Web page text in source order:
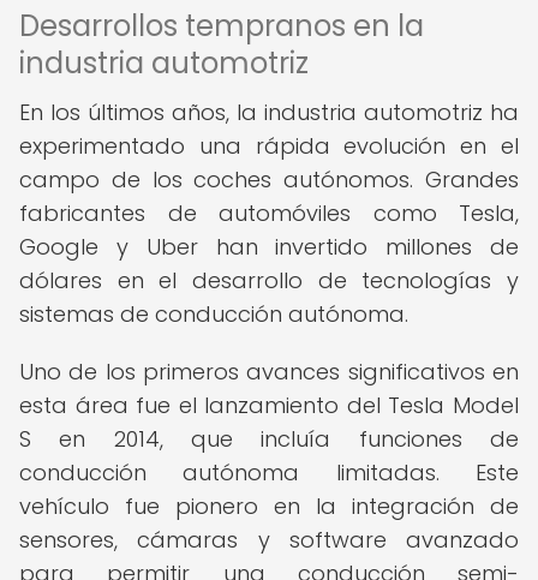
Desarrollos tempranos en la
industria automotriz
En los últimos años, la industria automotriz ha
experimentado una rápida evolución en el
campo de los coches autónomos. Grandes
fabricantes de automóviles como Tesla,
Google y Uber han invertido millones de
dólares en el desarrollo de tecnologías y
sistemas de conducción autónoma.
Uno de los primeros avances significativos en
esta área fue el lanzamiento del Tesla Model
S en 2014, que incluía funciones de
conducción autónoma limitadas. Este
vehículo fue pionero en la integración de
sensores, cámaras y software avanzado
para permitir una conducción semi-